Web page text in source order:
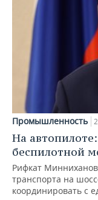
Промышленность
На
беспилотной
Рифкат
транспорта на
координировать с